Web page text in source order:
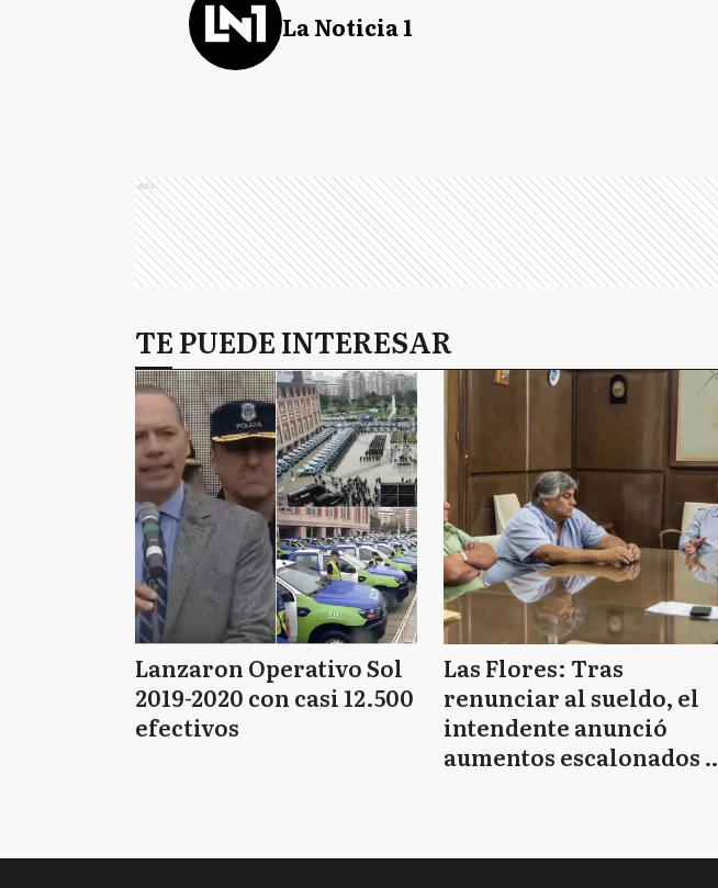
La Noticia 1
Ads
TE PUEDE INTERESAR
Lanzaron Operativo Sol
2019-2020 con casi 12.500
efectivos
Las Flores: Tras
renunciar al sueldo, el
intendente anunció
aumentos escalonados y